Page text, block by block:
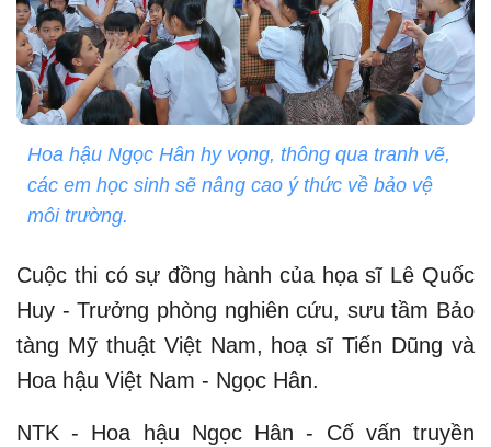
Hoa hậu Ngọc Hân hy vọng, thông qua tranh vẽ,
các em học sinh sẽ nâng cao ý thức về bảo vệ
môi trường.
Cuộc thi có sự đồng hành của họa sĩ Lê Quốc
Huy - Trưởng phòng nghiên cứu, sưu tầm Bảo
tàng Mỹ thuật Việt Nam, hoạ sĩ Tiến Dũng và
Hoa hậu Việt Nam - Ngọc Hân.
NTK - Hoa hậu Ngọc Hân - Cố vấn truyền